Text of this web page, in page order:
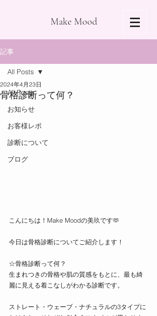
Make Mood
記事
All Posts
お知らせ
お客様レポ
診断について
ブログ
All Posts
骨格診断って何？
2024年4月23日
こんにちは！Make Moodの美玖です🫶
今日は骨格診断についてご紹介します！
☆骨格診断って何？
生まれつきの骨格や肌の質感をもとに、最も綺
麗に見える着こなしがわかる診断です。
ストレート・ウェーブ・ナチュラルの3タイプに